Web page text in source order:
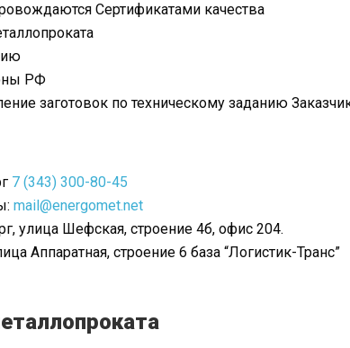
Сертификатами качества
РФ
заготовок по техническому заданию
7 (343) 300-80-45
mail@energomet.net
улица Шефская, строение 4б, офис 204.
Аппаратная, строение 6 база “Логистик-Транс”